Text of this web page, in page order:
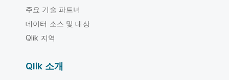
주요 기술 파트너
데이터 소스 및 대상
Qlik 지역
Qlik 소개